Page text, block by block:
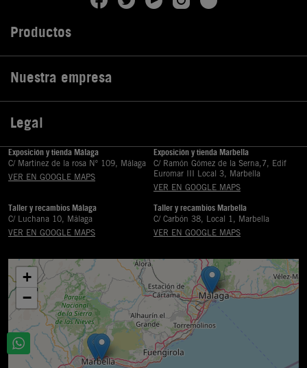
Productos
Nuestra empresa
Legal
Exposición y tienda Málaga
C/ Martinez de la rosa Nº 109, Málaga
VER EN GOOGLE MAPS
Exposición y tienda Marbella
C/ Ramón Gómez de la Serna,7, Edif
Euromar III Local 3, Marbella
VER EN GOOGLE MAPS
Taller y recambios Málaga
C/ Luchana 10, Málaga
VER EN GOOGLE MAPS
Taller y recambios Marbella
C/ Carbón 38, Local 1, Marbella
VER EN GOOGLE MAPS
+
−